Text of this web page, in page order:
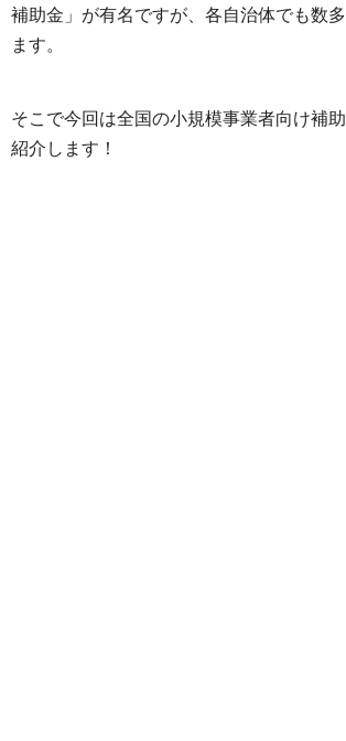
補助金」が有名ですが、各自治体でも数
ます。
そこで今回は全国の小規模事業者向け補
紹介します！